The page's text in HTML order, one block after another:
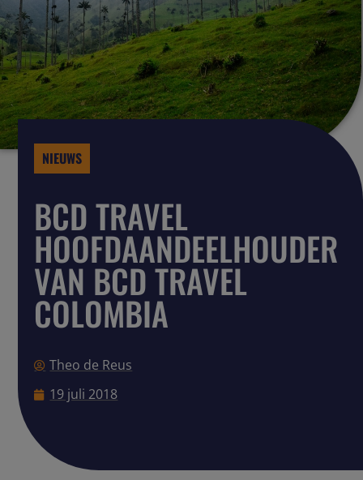
NIEUWS
BCD TRAVEL
HOOFDAANDEELHOUDER
VAN BCD TRAVEL
COLOMBIA
Theo de Reus
19 juli 2018